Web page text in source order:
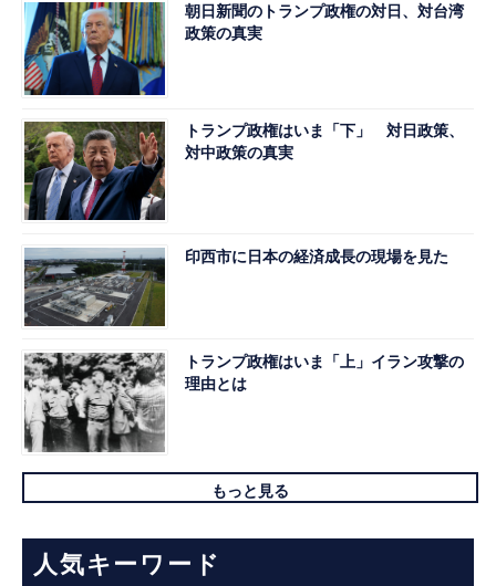
朝日新聞のトランプ政権の対日、対台湾
政策の真実
トランプ政権はいま「下」 対日政策、
対中政策の真実
印西市に日本の経済成長の現場を見た
トランプ政権はいま「上」イラン攻撃の
理由とは
もっと見る
人気キーワード